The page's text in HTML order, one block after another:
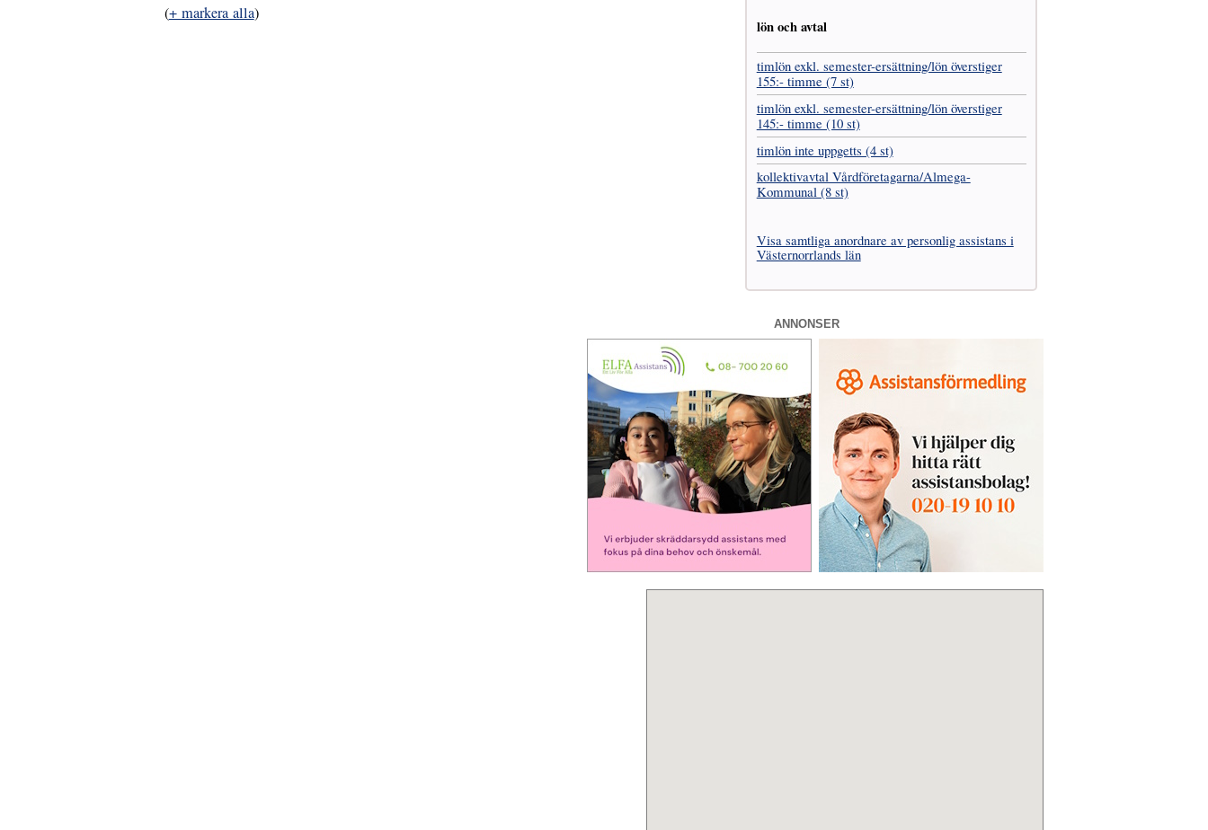
lön och avtal
timlön exkl. semester-ersättning/lön överstiger
155:- timme (7 st)
timlön exkl. semester-ersättning/lön överstiger
145:- timme (10 st)
timlön inte uppgetts (4 st)
kollektivavtal Vård­företagarna­/­Almega-
Kommunal (8 st)
Visa samtliga anordnare av personlig assistans i
Västernorrlands län
ANNONSER
(+ markera alla)